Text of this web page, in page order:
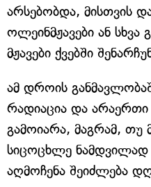
არსებობდა, მისთვის
ოლეინმჟავები ან სხვა
მჟავები ქვებში
ამ დროის
რადიაცია და
გამოიარა, მაგრამ, თუ
სიცოცხლე ნამდვილად
აღმოჩენა შეიძლება